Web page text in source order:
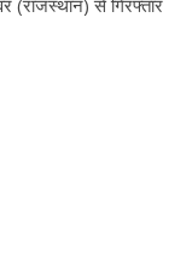
से गिरफ्तार